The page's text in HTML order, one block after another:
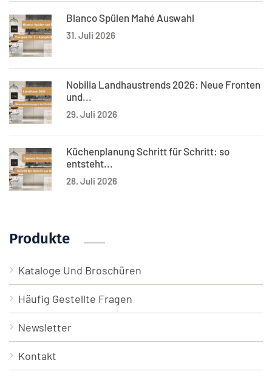
Blanco Spülen Mahé Auswahl
31. Juli 2026
Nobilia Landhaustrends 2026: Neue Fronten
und...
29. Juli 2026
Küchenplanung Schritt für Schritt: so
entsteht...
28. Juli 2026
Produkte
Kataloge Und Broschüren
Häufig Gestellte Fragen
Newsletter
Kontakt